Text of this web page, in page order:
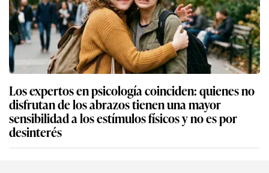
Los expertos en psicología coinciden: quienes no
disfrutan de los abrazos tienen una mayor
sensibilidad a los estímulos físicos y no es por
desinterés